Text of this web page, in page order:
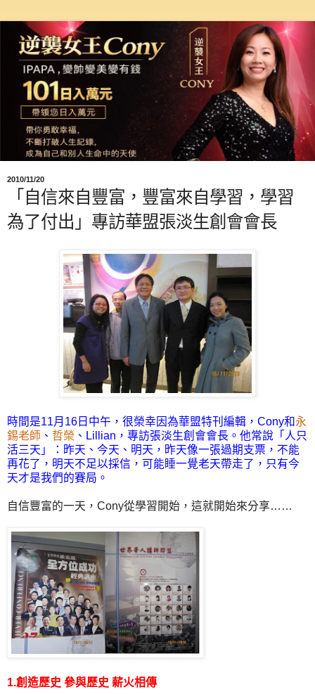
2010/11/20
「自信來自豐富，豐富來自學習，學習
為了付出」專訪華盟張淡生創會會長
時間是11月16日中午，很榮幸因為華盟特刊編輯，Cony和永
錫老師 、 哲榮 、Lillian，專訪張淡生創會會長。他常說「人只
活三天」：昨天、今天、明天，昨天像一張過期支票，不能
再花了，明天不足以採信，可能睡一覺老天帶走了，只有今
天才是我們的賽局。
自信豐富的一天，Cony從學習開始，這就開始來分享……
1.創造歷史 參與歷史 薪火相傳